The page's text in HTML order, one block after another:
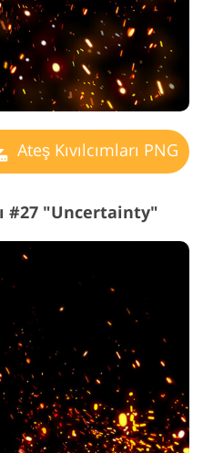
Ateş Kıvılcımları PNG
#27 "Uncertainty"